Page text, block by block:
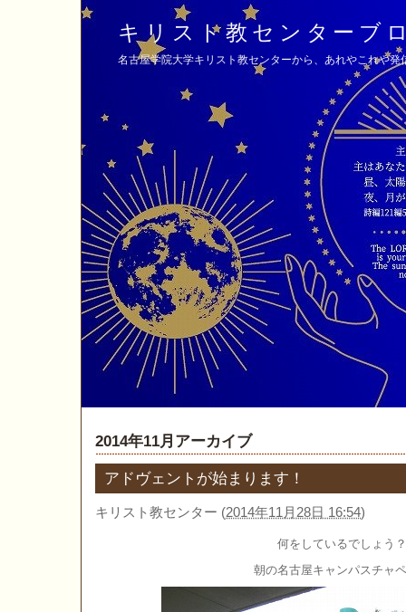
キリスト教センターブ
名古屋学院大学キリスト教センターから、あれやこれや発
2014年11月アーカイブ
アドヴェントが始まります！
キリスト教センター (2014年11月28日 16:54)
何をしているでしょう？
朝の名古屋キャンパスチャ